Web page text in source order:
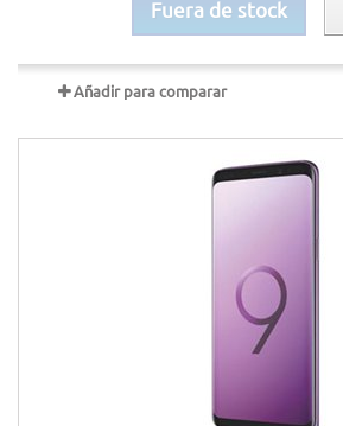
Fuera de stock
Añadir para comparar